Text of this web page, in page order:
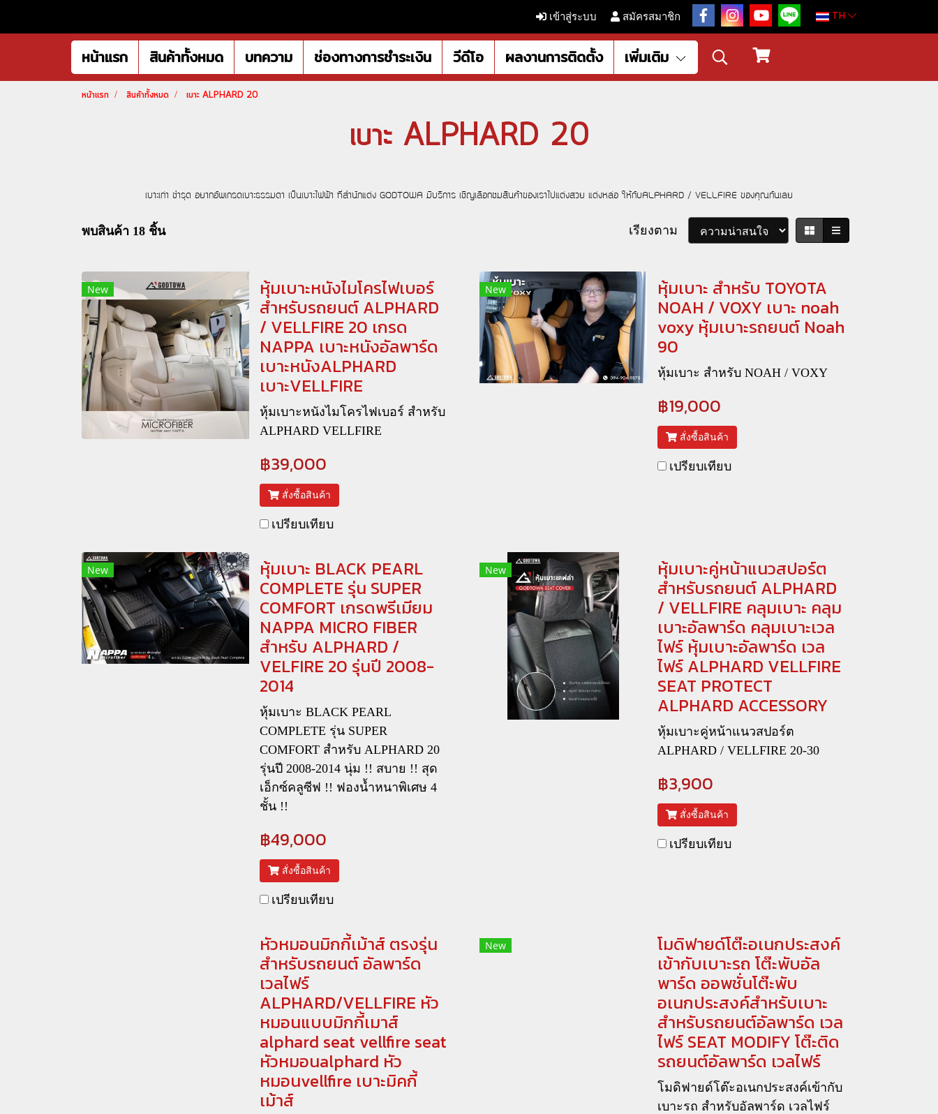
เข้าสู่ระบบ สมัครสมาชิก TH
หน้าแรก สินค้าทั้งหมด บทความ ช่องทางการชำระเงิน วีดีโอ ผลงานการติดตั้ง เพิ่มเติม
หน้าแรก สินค้าทั้งหมด เบาะ ALPHARD 20
เบาะ ALPHARD 20
เบาะเก่า ชำรุด อยากอัพเกรดเบาะธรรมดา เป็นเบาะไฟฟ้า ที่สำนักแต่ง GODTOWA มีบริการ เชิญเลือกชมสินค้าของเราไปแต่งสวย แต่งหล่อ ให้กับALPHARD / VELLFIRE ของคุณกันเลย
พบสินค้า 18 ชิ้น เรียงตาม
New
หุ้มเบาะหนังไมโครไฟเบอร์
สำหรับรถยนต์ ALPHARD
/ VELLFIRE 20 เกรด
NAPPA เบาะหนังอัลพาร์ด
เบาะหนังALPHARD
เบาะVELLFIRE
หุ้มเบาะหนังไมโครไฟเบอร์ สำหรับ
ALPHARD VELLFIRE
฿39,000
สั่งซื้อสินค้า
เปรียบเทียบ
New
หุ้มเบาะ สำหรับ TOYOTA
NOAH / VOXY เบาะ noah
voxy หุ้มเบาะรถยนต์ Noah
90
หุ้มเบาะ สำหรับ NOAH / VOXY
฿19,000
สั่งซื้อสินค้า
เปรียบเทียบ
New
หุ้มเบาะ BLACK PEARL
COMPLETE รุ่น SUPER
COMFORT เกรดพรีเมียม
NAPPA MICRO FIBER
สำหรับ ALPHARD /
VELFIRE 20 รุ่นปี 2008-
2014
หุ้มเบาะ BLACK PEARL
COMPLETE รุ่น SUPER
COMFORT สำหรับ ALPHARD 20
รุ่นปี 2008-2014 นุ่ม !! สบาย !! สุด
เอ็กซ์คลูซีฟ !! ฟองน้ำหนาพิเศษ 4
ชั้น !!
฿49,000
สั่งซื้อสินค้า
เปรียบเทียบ
New
หุ้มเบาะคู่หน้าแนวสปอร์ต
สำหรับรถยนต์ ALPHARD
/ VELLFIRE คลุมเบาะ คลุม
เบาะอัลพาร์ด คลุมเบาะเวล
ไฟร์ หุ้มเบาะอัลพาร์ด เวล
ไฟร์ ALPHARD VELLFIRE
SEAT PROTECT
ALPHARD ACCESSORY
หุ้มเบาะคู่หน้าแนวสปอร์ต
ALPHARD / VELLFIRE 20-30
฿3,900
สั่งซื้อสินค้า
เปรียบเทียบ
หัวหมอนมิกกี้เม้าส์ ตรงรุ่น
สำหรับรถยนต์ อัลพาร์ด
เวลไฟร์
ALPHARD/VELLFIRE หัว
หมอนแบบมิกกี้เมาส์
alphard seat vellfire seat
หัวหมอนalphard หัว
หมอนvellfire เบาะมิคกี้
เม้าส์
New
โมดิฟายด์โต๊ะอเนกประสงค์
เข้ากับเบาะรถ โต๊ะพับอัล
พาร์ด ออพชั่นโต๊ะพับ
อเนกประสงค์สำหรับเบาะ
สำหรับรถยนต์อัลพาร์ด เวล
ไฟร์ SEAT MODIFY โต๊ะติด
รถยนต์อัลพาร์ด เวลไฟร์
โมดิฟายด์โต๊ะอเนกประสงค์เข้ากับ
เบาะรถ สำหรับอัลพาร์ด เวลไฟร์